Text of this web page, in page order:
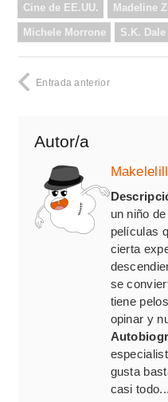
Cine de EE.UU. Madeline
Michele Morrone S.K. Dale
Entrada anterior
Autor/a
un niño
películas
cierta
se
tiene
opinar y
gusta
casi